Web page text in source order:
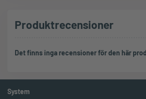
Produktrecensioner
Det finns inga recensioner för den här
System